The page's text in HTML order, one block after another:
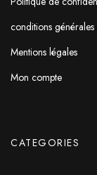
conditions
Mentions légales
Mon compte
CATEGORIES